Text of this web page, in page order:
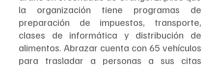
la organización tiene programas de
preparación de impuestos, transporte,
clases de informática y distribución de
alimentos. Abrazar cuenta con 65 vehículos
para trasladar a personas a sus citas